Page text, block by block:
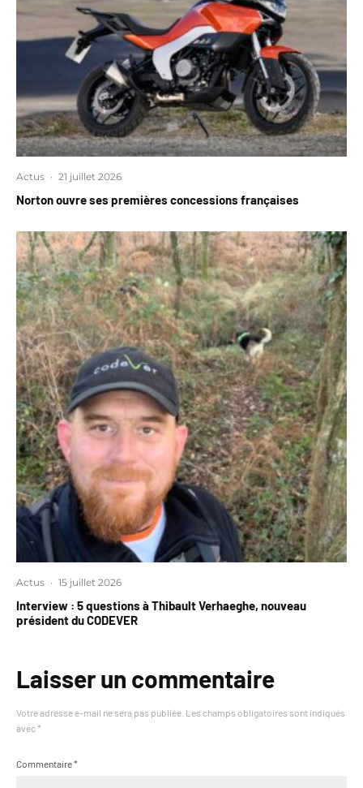
Actus · 21 juillet 2026
Norton ouvre ses premières concessions françaises
Actus · 15 juillet 2026
Interview : 5 questions à Thibault Verhaeghe, nouveau
président du CODEVER
Laisser un commentaire
Votre adresse e-mail ne sera pas publiée. Les champs obligatoires sont indiqués
avec *
Commentaire*